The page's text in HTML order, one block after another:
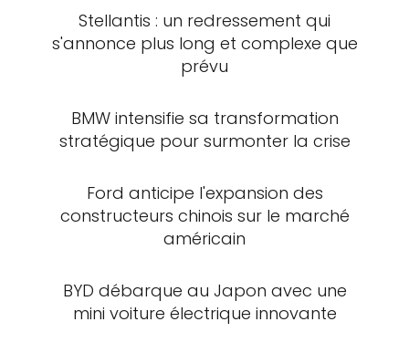
Stellantis : un redressement qui
s'annonce plus long et complexe que
prévu
BMW intensifie sa transformation
stratégique pour surmonter la crise
Ford anticipe l'expansion des
constructeurs chinois sur le marché
américain
BYD débarque au Japon avec une
mini voiture électrique innovante